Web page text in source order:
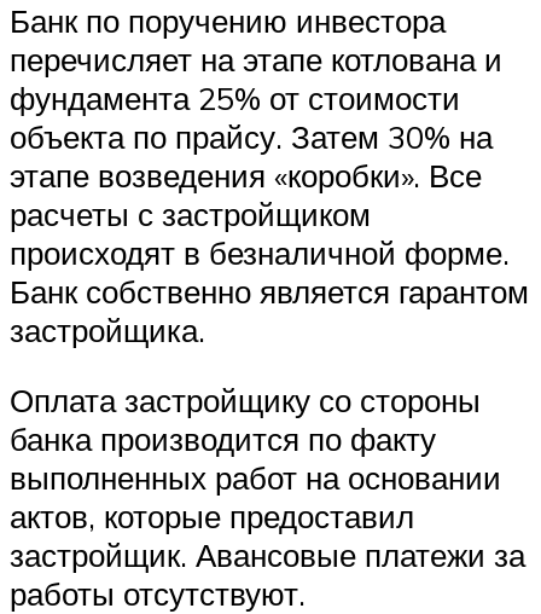
Банк по поручению инвестора
перечисляет на этапе котлована и
фундамента 25% от стоимости
объекта по прайсу. Затем 30% на
этапе возведения «коробки». Все
расчеты с застройщиком
происходят в безналичной форме.
Банк собственно является гарантом
застройщика.
Оплата застройщику со стороны
банка производится по факту
выполненных работ на основании
актов, которые предоставил
застройщик. Авансовые платежи за
работы отсутствуют.